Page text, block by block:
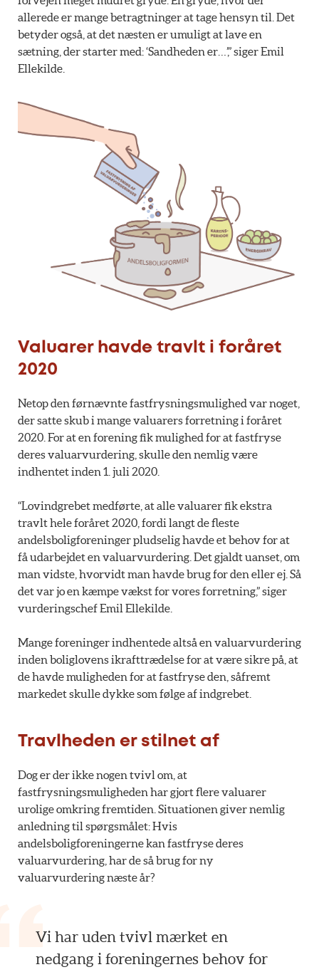
allerede er mange betragtninger at tage hensyn til. Det
betyder også, at det næsten er umuligt at lave en
sætning, der starter med: ‘Sandheden er…’,” siger Emil
Ellekilde.
Valuarer havde travlt i foråret
2020
Netop den førnævnte fastfrysningsmulighed var noget,
der satte skub i mange valuarers forretning i foråret
2020. For at en forening fik mulighed for at fastfryse
deres valuarvurdering, skulle den nemlig være
indhentet inden 1. juli 2020.
“Lovindgrebet medførte, at alle valuarer fik ekstra
travlt hele foråret 2020, fordi langt de fleste
andelsboligforeninger pludselig havde et behov for at
få udarbejdet en valuarvurdering. Det gjaldt uanset, om
man vidste, hvorvidt man havde brug for den eller ej. Så
det var jo en kæmpe vækst for vores forretning,” siger
vurderingschef Emil Ellekilde.
Mange foreninger indhentede altså en valuarvurdering
inden boliglovens ikrafttrædelse for at være sikre på, at
de havde muligheden for at fastfryse den, såfremt
markedet skulle dykke som følge af indgrebet.
Travlheden er stilnet af
Dog er der ikke nogen tvivl om, at
fastfrysningsmuligheden har gjort flere valuarer
urolige omkring fremtiden. Situationen giver nemlig
anledning til spørgsmålet: Hvis
andelsboligforeningerne kan fastfryse deres
valuarvurdering, har de så brug for ny
valuarvurdering næste år?
Vi har uden tvivl mærket en
nedgang i foreningernes behov for